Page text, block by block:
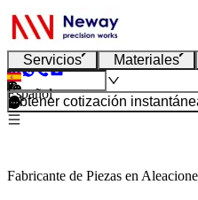
Servicios Materiales
Español
Obtener cotización
Fabricante de Piezas en